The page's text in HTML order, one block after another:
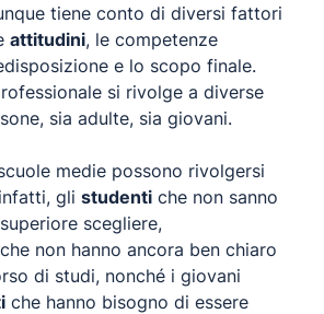
tiene conto di diversi fattori
attitudini, le competenze
e lo scopo finale.
si rivolge a diverse
sia adulte, sia giovani.
medie possono rivolgersi
gli studenti che non sanno
scegliere,
che non hanno ancora ben chiaro
di studi, nonché i giovani
che hanno bisogno di essere